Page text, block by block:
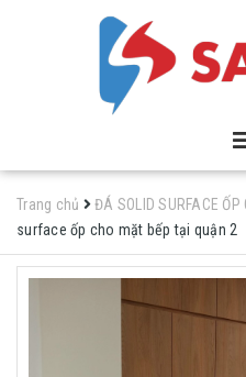
Trang chủ ĐÁ SOLID SURFACE ỐP
surface ốp cho mặt bếp tại quận 2